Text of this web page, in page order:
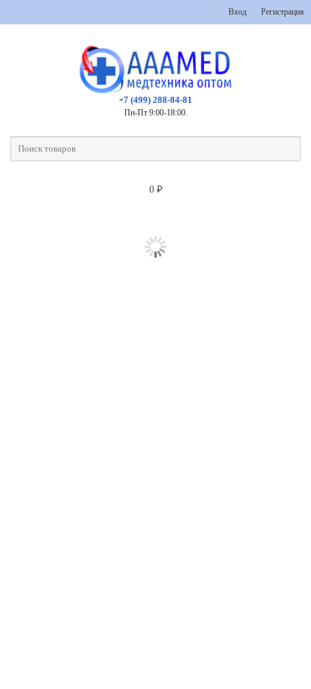
Вход Регистрация
+7 (499) 288-84-81
Пн-Пт 9:00-18:00.
0 ₽